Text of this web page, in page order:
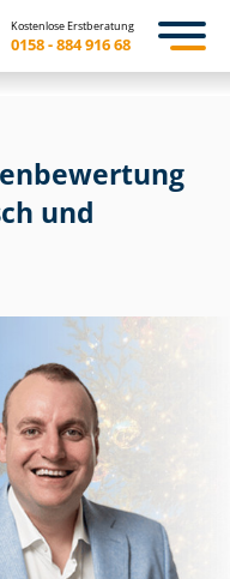
Kostenlose Erstberatung
0158 - 884 916 68
und